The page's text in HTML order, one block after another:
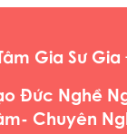
Gia Sư
Đức Nghề
Chuyên